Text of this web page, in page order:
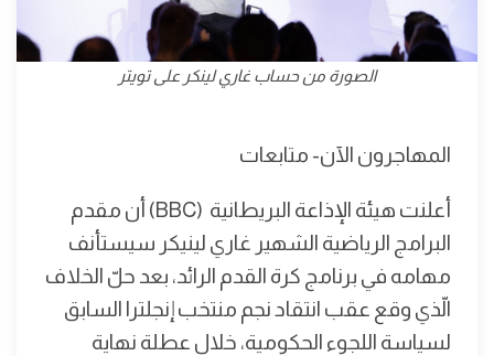
الصورة من حساب غاري لينكر على تويتر
المهاجرون الآن- متابعات
أعلنت هيئة الإذاعة البريطانية (BBC) أن مقدم
البرامج الرياضية الشهير غاري لينيكر سيستأنف
مهامه في برنامج كرة القدم الرائد، بعد حلّ الخلاف
الّذي وقع عقب انتقاد نجم منتخب إنجلترا السابق
لسياسة اللجوء الحكومية، خلال عطلة نهاية